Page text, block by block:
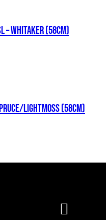
– WHITAKER (58cm)
LIGHTMOSS (58cm)